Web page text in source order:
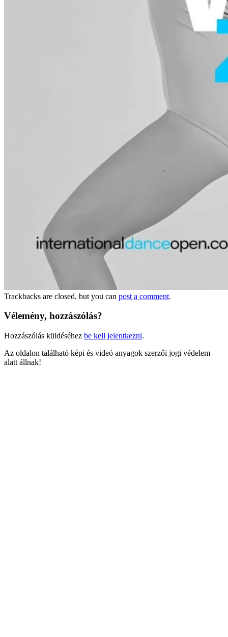
Trackbacks are closed, but you can post a comment.
Vélemény, hozzászólás?
Hozzászólás küldéséhez be kell jelentkezni.
Az oldalon található képi és videó anyagok szerzői jogi védelem
alatt állnak!